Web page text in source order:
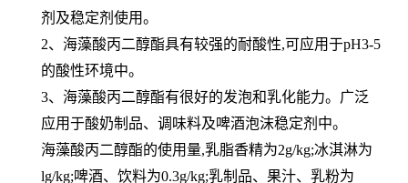
剂及稳定剂使用。
2、海藻酸丙二醇酯具有较强的耐酸性,可应用于pH3-5
的酸性环境中。
3、海藻酸丙二醇酯有很好的发泡和乳化能力。广泛
应用于酸奶制品、调味料及啤酒泡沫稳定剂中。
海藻酸丙二醇酯的使用量,乳脂香精为2g/kg;冰淇淋为
lg/kg;啤酒、饮料为0.3g/kg;乳制品、果汁、乳粉为